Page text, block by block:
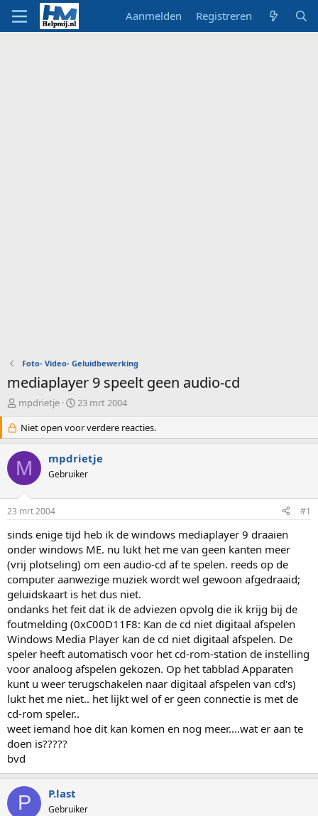
Aanmelden Registreren
Foto- Video- Geluidbewerking
mediaplayer 9 speelt geen audio-cd
O
d
e
r
w
e
s
t
a
r
t
e
r
mpdrietje
S
a
r
t
d
a
m
23 mrt 2004
Niet open voor verdere reacties.
M mpdrietje
Gebruiker
23 mrt 2004 #1
sinds enige tijd heb ik de windows mediaplayer 9 draaien
onder windows ME. nu lukt het me van geen kanten meer
(vrij plotseling) om een audio-cd af te spelen. reeds op de
computer aanwezige muziek wordt wel gewoon afgedraaid;
geluidskaart is het dus niet.
ondanks het feit dat ik de adviezen opvolg die ik krijg bij de
foutmelding (0xC00D11F8: Kan de cd niet digitaal afspelen
Windows Media Player kan de cd niet digitaal afspelen. De
speler heeft automatisch voor het cd-rom-station de instelling
voor analoog afspelen gekozen. Op het tabblad Apparaten
kunt u weer terugschakelen naar digitaal afspelen van cd's)
lukt het me niet.. het lijkt wel of er geen connectie is met de
cd-rom speler..
weet iemand hoe dit kan komen en nog meer....wat er aan te
doen is?????
bvd
P P.last
Gebruiker